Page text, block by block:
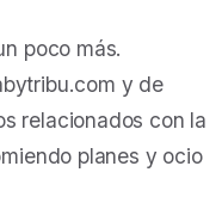
poco más.
y de
relacionados con la
planes y ocio